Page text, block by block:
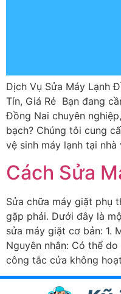
Dịch Vụ Sửa Máy Lạnh
Tín, Giá Rẻ Bạn đang
Đồng Nai chuyên
bạch? Chúng tôi cung
vệ sinh máy lạnh tại
Cách Sửa
Sửa chữa máy giặt phụ
gặp phải. Dưới đây là
sửa máy giặt cơ bản: 1.
Nguyên nhân: Có thể
công tắc cửa không